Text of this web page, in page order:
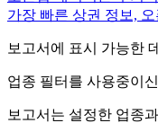
가장 빠른 상권 정보, 오
보고서에 표시 가능한
업종 필터를 사용중이
보고서는 설정한 업종